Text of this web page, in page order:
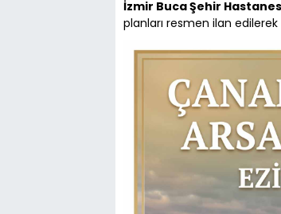
İzmir Buca Şehir
planları resmen ilan edilerek